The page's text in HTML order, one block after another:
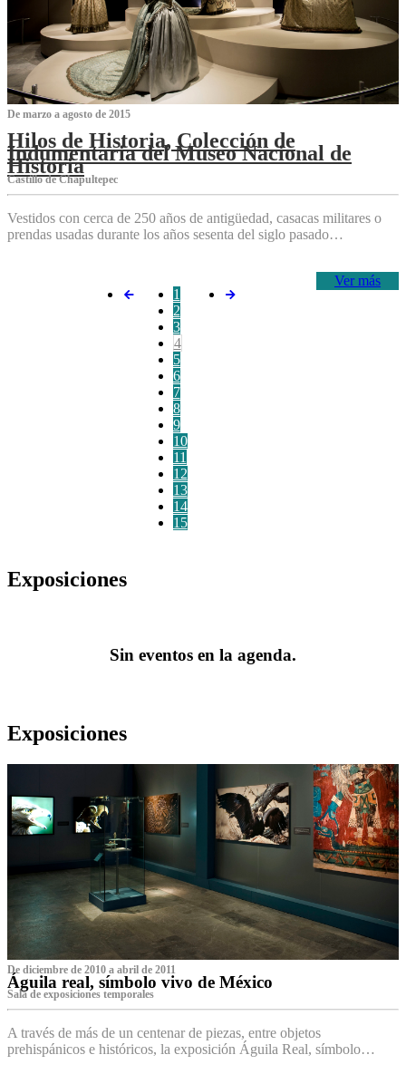
De marzo a agosto de 2015
Hilos de Historia, Colección de
Indumentaria del Museo Nacional de
Historia
Castillo de Chapultepec
Vestidos con cerca de 250 años de antigüedad, casacas militares o
prendas usadas durante los años sesenta del siglo pasado…
Ver más
1
2
3
4
5
6
7
8
9
10
11
12
13
14
15
Exposiciones
Sin eventos en la agenda.
Exposiciones
De diciembre de 2010 a abril de 2011
Águila real, símbolo vivo de México
Sala de exposiciones temporales
A través de más de un centenar de piezas, entre objetos
prehispánicos e históricos, la exposición Águila Real, símbolo…